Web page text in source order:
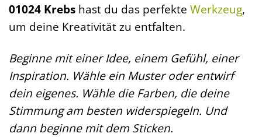
01024 Krebs hast du das perfekte Werkzeug,
um deine Kreativität zu entfalten.
Beginne mit einer Idee, einem Gefühl, einer
Inspiration. Wähle ein Muster oder entwirf
dein eigenes. Wähle die Farben, die deine
Stimmung am besten widerspiegeln. Und
dann beginne mit dem Sticken.